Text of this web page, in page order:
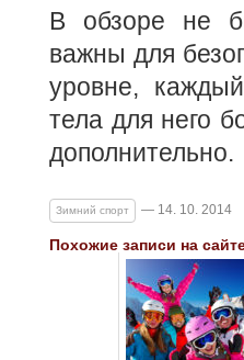
В обзоре не
важны для
уровне,
тела для него
дополнительно.
Зимний спорт — 14. 10. 2014
Похожие записи на